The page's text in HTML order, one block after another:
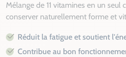
Mélange de 11 vitamines en un
conserver naturellement forme et
Réduit la fatigue et soutient
Contribue au bon